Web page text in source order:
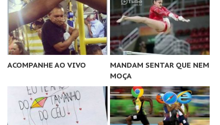
ACOMPANHE AO VIVO
MANDAM SENTAR QUE NEM
MOÇA